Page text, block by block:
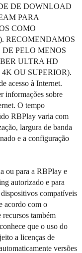
DE DOWNLOAD
PARA
COMO
RECOMENDAMOS
PELO MENOS
ULTRA HD
OU SUPERIOR).
acesso à Internet.
informações sobre
O tempo
RBPlay varia com
largura de banda
e a configuração
ou para a RBPlay e
autorizado e para
compatíveis
acordo com o
também
que o uso do
a licenças de
versões